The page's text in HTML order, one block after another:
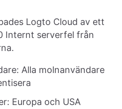
Logto Cloud av ett
Internt serverfel från
Alla molnanvändare
Europa och USA